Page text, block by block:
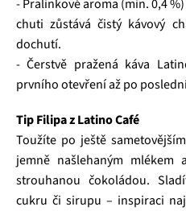
- Pralinkové aroma (min. 0,4
chuti zůstává čistý kávový
dochutí.
- Čerstvě pražená káva
prvního otevření až po
Tip Filipa z Latino Café
Toužíte po ještě
jemně našlehaným mlékem
strouhanou čokoládou.
cukru či sirupu – inspiraci